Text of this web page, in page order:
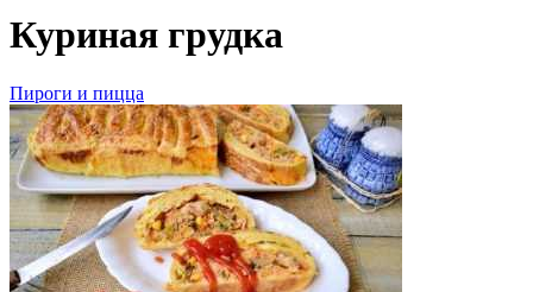
Куриная грудка
Пироги и пицца